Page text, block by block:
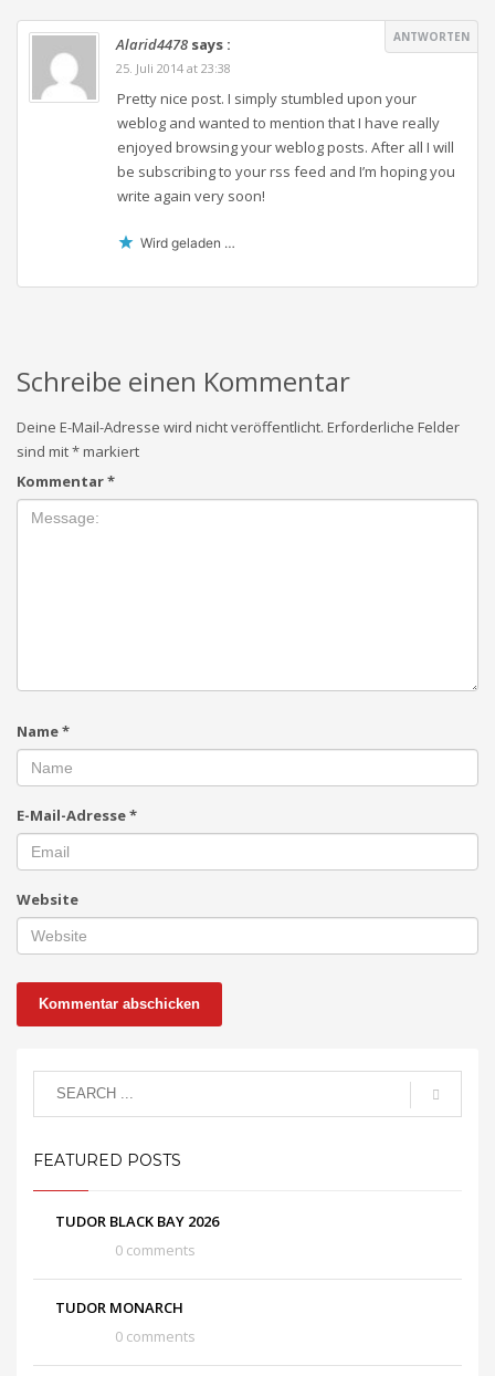
Alarid4478 says : ANTWORTEN
25. Juli 2014 at 23:38
Pretty nice post. I simply stumbled upon your
weblog and wanted to mention that I have really
enjoyed browsing your weblog posts. After all I will
be subscribing to your rss feed and I’m hoping you
write again very soon!
Wird geladen …
Schreibe einen Kommentar
Deine E-Mail-Adresse wird nicht veröffentlicht. Erforderliche Felder
sind mit*markiert
Kommentar*
Name*
E-Mail-Adresse*
Website
FEATURED POSTS
TUDOR BLACK BAY 2026
0 comments
TUDOR MONARCH
0 comments